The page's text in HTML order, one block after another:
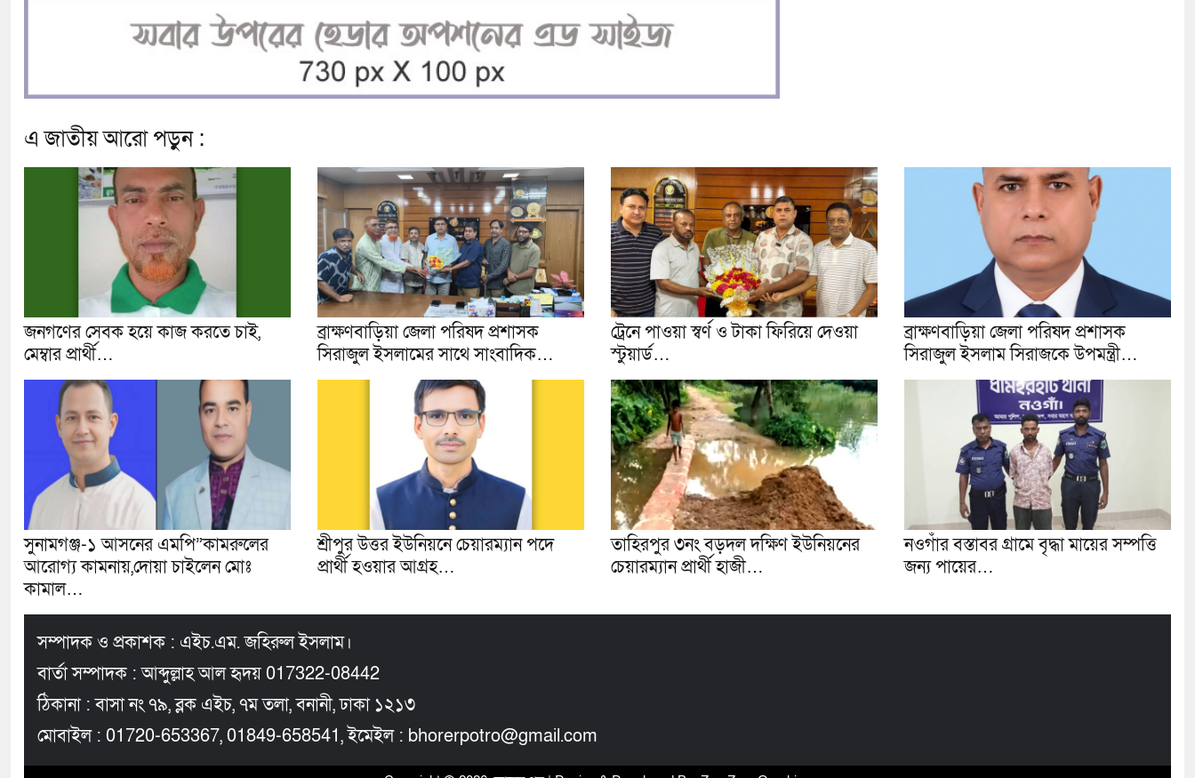
এ জাতীয় আরো পড়ুন :
জনগণের সেবক হয়ে কাজ করতে চাই,
মেম্বার প্রার্থী…
ব্রাক্ষণবাড়িয়া জেলা পরিষদ প্রশাসক
সিরাজুল ইসলামের সাথে সাংবাদিক…
ট্রেনে পাওয়া স্বর্ণ ও টাকা ফিরিয়ে দেওয়া
স্টুয়ার্ড…
ব্রাক্ষণবাড়িয়া জেলা পরিষদ প্রশাসক
সিরাজুল ইসলাম সিরাজকে উপমন্ত্রী…
সুনামগঞ্জ-১ আসনের এমপি”কামরুলের
আরোগ্য কামনায়,দোয়া চাইলেন মোঃ
কামাল…
শ্রীপুর উত্তর ইউনিয়নে চেয়ারম্যান পদে
প্রার্থী হওয়ার আগ্ৰহ…
তাহিরপুর ৩নং বড়দল দক্ষিণ ইউনিয়নের
চেয়ারম্যান প্রার্থী হাজী…
নওগাঁর বস্তাবর গ্রামে বৃদ্ধা মায়ের সম্পত্তি
জন্য পায়ের…
সম্পাদক ও প্রকাশক : এইচ.এম. জহিরুল ইসলাম।
বার্তা সম্পাদক : আব্দুল্লাহ আল হৃদয় 017322-08442
ঠিকানা : বাসা নং ৭৯, ব্লক এইচ, ৭ম তলা, বনানী, ঢাকা ১২১৩
মোবাইল : 01720-653367, 01849-658541, ইমেইল : bhorerpotro@gmail.com